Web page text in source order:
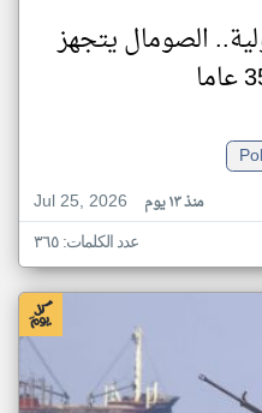
الصومال يتجهز
Jul 25, 2026
منذ ١٣ يوم
عدد الكلمات: ٣٦٥